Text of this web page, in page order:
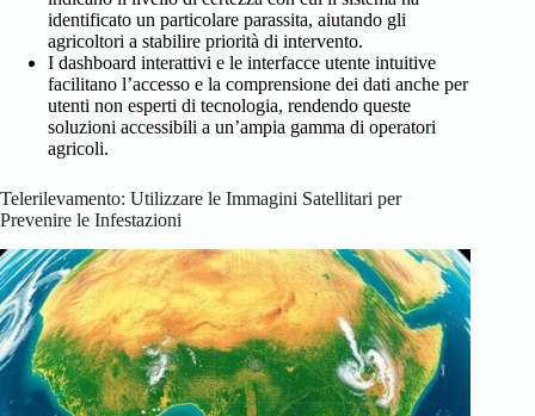
identificato un particolare parassita, aiutando gli
agricoltori a stabilire priorità di intervento.
I dashboard interattivi e le interfacce utente intuitive
facilitano l’accesso e la comprensione dei dati anche per
utenti non esperti di tecnologia, rendendo queste
soluzioni accessibili a un’ampia gamma di operatori
agricoli.
Telerilevamento: Utilizzare le Immagini Satellitari per
Prevenire le Infestazioni